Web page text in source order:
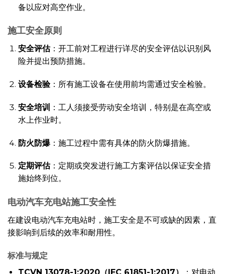
备以应对高空作业。
施工安全原则
安全评估：开工前对工程进行详尽的安全评估以识别风
险并提出预防措施。
设备检验：所有施工设备在使用前均需通过安全检验。
安全培训 ：工人须接受劳动安全培训，特别是在高空或
水上作业时。
防火防爆：施工过程中需有具体的防火防爆措施。
定期评估：定期或突发进行施工方案评估以保证安全措
施始终到位。
电动汽车充电站施工安全性
在建设电动汽车充电站时，施工安全是不可或缺的因素，直
接影响到后续的效率和耐用性。
标准与规定